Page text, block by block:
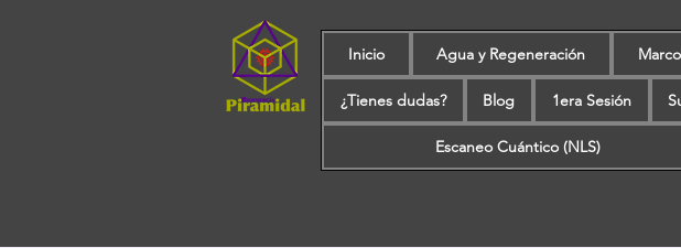
Inicio Agua y Regeneración
¿Tienes dudas? Blog 1era Sesión
Escaneo Cuántico (NLS)